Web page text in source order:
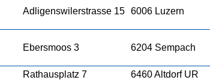
Adligenswilerstrasse 15 6006 Luzern
Ebersmoos 3 6204 Sempach
Rathausplatz 7 6460 Altdorf UR